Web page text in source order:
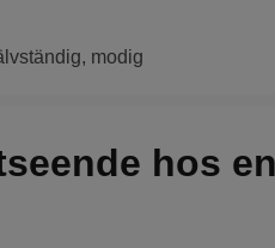
modig
hos